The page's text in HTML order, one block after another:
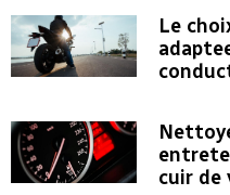
Le
cuir de